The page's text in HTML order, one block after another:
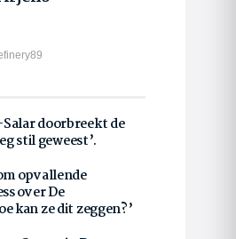
doorbreekt de
stil geweest’.
opvallende
over De
kan ze dit zeggen?’